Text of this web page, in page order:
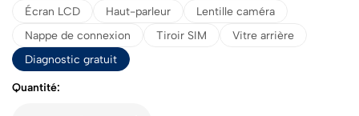
Écran LCD
Haut-parleur
Lentille caméra
Nappe de connexion
Tiroir SIM
Vitre arrière
Diagnostic gratuit
Quantité: